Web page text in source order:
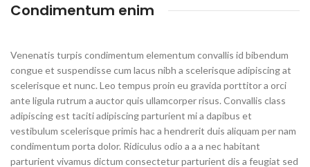
Condimentum enim
Venenatis turpis condimentum elementum convallis id bibendum
congue et suspendisse cum lacus nibh a scelerisque adipiscing at
scelerisque et nunc. Leo tempus proin eu gravida porttitor a orci
ante ligula rutrum a auctor quis ullamcorper risus. Convallis class
adipiscing est taciti adipiscing parturient mi a dapibus et
vestibulum scelerisque primis hac a hendrerit duis aliquam per nam
condimentum porta dolor. Ridiculus odio a a a nec habitant
parturient vivamus dictum consectetur parturient dis a feugiat sed